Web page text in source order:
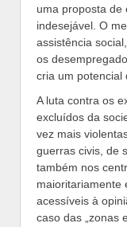
uma proposta de
indesejável. O
assistência
os
cria um potencial
A luta contra os
excluídos da
vez mais
guerras civis, de
também nos
maioritariamente
acessíveis à
caso das „zonas